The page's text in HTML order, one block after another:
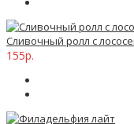
Сливочный ролл с
155р.